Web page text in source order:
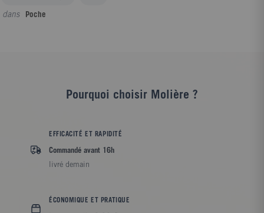
dans Poche
Pourquoi choisir Molière ?
EFFICACITÉ ET RAPIDITÉ
Commandé avant 16h
livré demain
ÉCONOMIQUE ET PRATIQUE